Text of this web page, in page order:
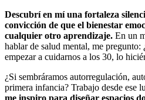
Descubrí en mí una fortaleza
convicción de que el bienestar
cualquier otro aprendizaje. En un
hablar de salud mental, me pregunto:
empezar a cuidarnos a los 30, lo
¿Si sembráramos autorregulación,
primera infancia? Trabajo desde ese
me inspiro para diseñar espacios